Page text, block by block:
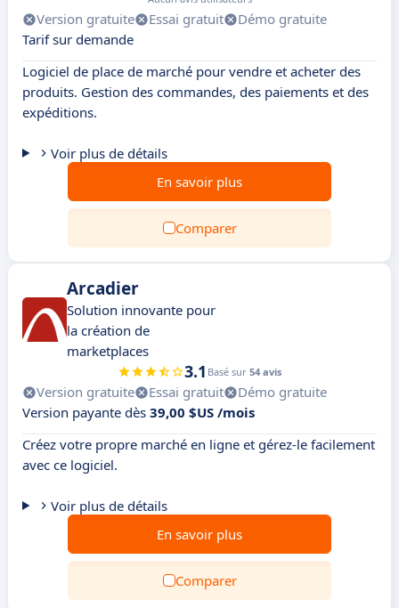
Version gratuite Essai gratuit
Démo gratuite
Tarif sur demande
Logiciel de place de marché pour vendre et acheter des
produits. Gestion des commandes, des paiements et des
expéditions.
Voir plus de détails
En savoir plus
Comparer
Arcadier
Solution innovante pour
la création de
marketplaces
3.1 Basé sur 54 avis
Version gratuite Essai gratuit
Démo gratuite
Version payante dès 39,00 $US /mois
Créez votre propre marché en ligne et gérez-le facilement
avec ce logiciel.
Voir plus de détails
En savoir plus
Comparer